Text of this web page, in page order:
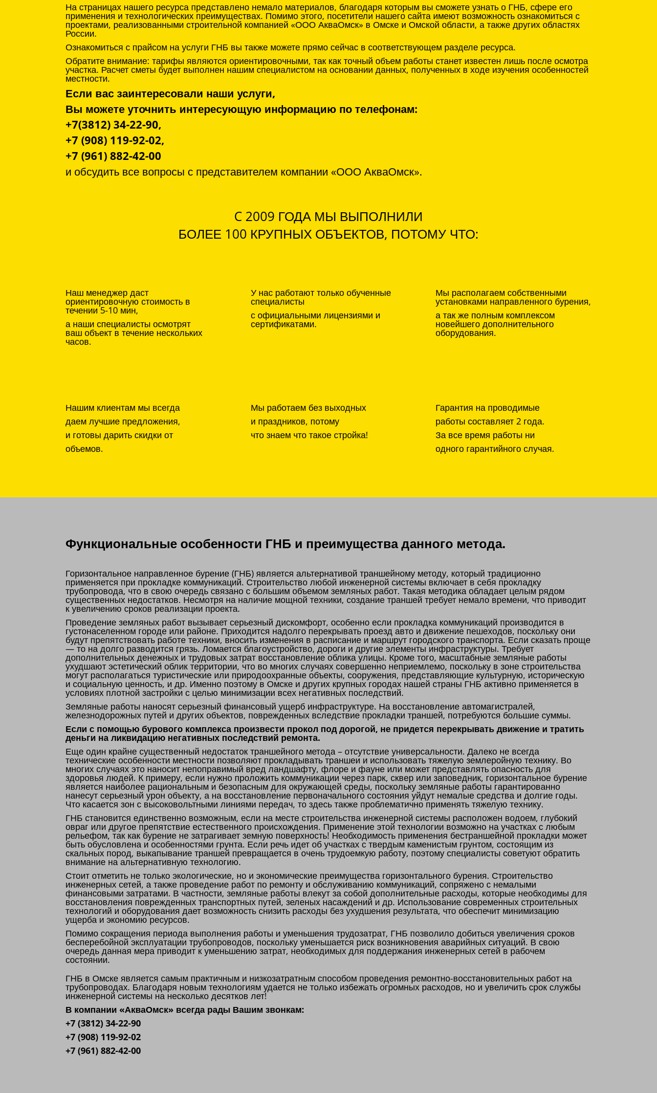
На страницах нашего ресурса представлено немало материалов, благодаря которым вы сможете узнать о ГНБ, сфере его
применения и технологических преимуществах. Помимо этого, посетители нашего сайта имеют возможность ознакомиться с
проектами, реализованными строительной компанией «ООО АкваОмск» в Омске и Омской области, а также других областях
России.
Ознакомиться с прайсом на услуги ГНБ вы также можете прямо сейчас в соответствующем разделе ресурса.
Обратите внимание: тарифы являются ориентировочными, так как точный объем работы станет известен лишь после осмотра
участка. Расчет сметы будет выполнен нашим специалистом на основании данных, полученных в ходе изучения особенностей
местности.
Если вас заинтересовали наши услуги,
Вы можете уточнить интересующую информацию по телефонам:
+7(3812) 34-22-90,
+7 (908) 119-92-02,
+7 (961) 882-42-00
и обсудить все вопросы с представителем компании «ООО АкваОмск».
C 2009 ГОДА МЫ ВЫПОЛНИЛИ
БОЛЕЕ 100 КРУПНЫХ ОБЪЕКТОВ, ПОТОМУ ЧТО:
Наш менеджер даст
ориентировочную стоимость в
течении 5-10 мин,
а наши специалисты осмотрят
ваш объект в течение нескольких
часов.
У нас работают только обученные
специалисты
с официальными лицензиями и
сертификатами.
Мы располагаем собственными
установками направленного бурения,
а так же полным комплексом
новейшего дополнительного
оборудования.
Нашим клиентам мы всегда
даем лучшие предложения,
и готовы дарить скидки от
объемов.
Мы работаем без выходных
и праздников, потому
что знаем что такое стройка!
Гарантия на проводимые
работы составляет 2 года.
За все время работы ни
одного гарантийного случая.
Функциональные особенности ГНБ и преимущества данного метода.
Горизонтальное направленное бурение (ГНБ) является альтернативой траншейному методу, который традиционно
применяется при прокладке коммуникаций. Строительство любой инженерной системы включает в себя прокладку
трубопровода, что в свою очередь связано с большим объемом земляных работ. Такая методика обладает целым рядом
существенных недостатков. Несмотря на наличие мощной техники, создание траншей требует немало времени, что приводит
к увеличению сроков реализации проекта.
Проведение земляных работ вызывает серьезный дискомфорт, особенно если прокладка коммуникаций производится в
густонаселенном городе или районе. Приходится надолго перекрывать проезд авто и движение пешеходов, поскольку они
будут препятствовать работе техники, вносить изменения в расписание и маршрут городского транспорта. Если сказать проще
— то на долго разводится грязь. Ломается благоустройство, дороги и другие элементы инфраструктуры. Требует
дополнительных денежных и трудовых затрат восстановление облика улицы. Кроме того, масштабные земляные работы
ухудшают эстетический облик территории, что во многих случаях совершенно неприемлемо, поскольку в зоне строительства
могут располагаться туристические или природоохранные объекты, сооружения, представляющие культурную, историческую
и социальную ценность, и др. Именно поэтому в Омске и других крупных городах нашей страны ГНБ активно применяется в
условиях плотной застройки с целью минимизации всех негативных последствий.
Земляные работы наносят серьезный финансовый ущерб инфраструктуре. На восстановление автомагистралей,
железнодорожных путей и других объектов, поврежденных вследствие прокладки траншей, потребуются большие суммы.
Если с помощью бурового комплекса произвести прокол под дорогой, не придется перекрывать движение и тратить
деньги на ликвидацию негативных последствий ремонта.
Еще один крайне существенный недостаток траншейного метода – отсутствие универсальности. Далеко не всегда
технические особенности местности позволяют прокладывать траншеи и использовать тяжелую землеройную технику. Во
многих случаях это наносит непоправимый вред ландшафту, флоре и фауне или может представлять опасность для
здоровья людей. К примеру, если нужно проложить коммуникации через парк, сквер или заповедник, горизонтальное бурение
является наиболее рациональным и безопасным для окружающей среды, поскольку земляные работы гарантированно
нанесут серьезный урон объекту, а на восстановление первоначального состояния уйдут немалые средства и долгие годы.
Что касается зон с высоковольтными линиями передач, то здесь также проблематично применять тяжелую технику.
ГНБ становится единственно возможным, если на месте строительства инженерной системы расположен водоем, глубокий
овраг или другое препятствие естественного происхождения. Применение этой технологии возможно на участках с любым
рельефом, так как бурение не затрагивает земную поверхность! Необходимость применения бестраншейной прокладки может
быть обусловлена и особенностями грунта. Если речь идет об участках с твердым каменистым грунтом, состоящим из
скальных пород, выкапывание траншей превращается в очень трудоемкую работу, поэтому специалисты советуют обратить
внимание на альтернативную технологию.
Стоит отметить не только экологические, но и экономические преимущества горизонтального бурения. Строительство
инженерных сетей, а также проведение работ по ремонту и обслуживанию коммуникаций, сопряжено с немалыми
финансовыми затратами. В частности, земляные работы влекут за собой дополнительные расходы, которые необходимы для
восстановления поврежденных транспортных путей, зеленых насаждений и др. Использование современных строительных
технологий и оборудования дает возможность снизить расходы без ухудшения результата, что обеспечит минимизацию
ущерба и экономию ресурсов.
Помимо сокращения периода выполнения работы и уменьшения трудозатрат, ГНБ позволило добиться увеличения сроков
бесперебойной эксплуатации трубопроводов, поскольку уменьшается риск возникновения аварийных ситуаций. В свою
очередь данная мера приводит к уменьшению затрат, необходимых для поддержания инженерных сетей в рабочем
состоянии.
ГНБ в Омске является самым практичным и низкозатратным способом проведения ремонтно-восстановительных работ на
трубопроводах. Благодаря новым технологиям удается не только избежать огромных расходов, но и увеличить срок службы
инженерной системы на несколько десятков лет!
В компании «АкваОмск» всегда рады Вашим звонкам:
+7 (3812) 34-22-90
+7 (908) 119-92-02
+7 (961) 882-42-00